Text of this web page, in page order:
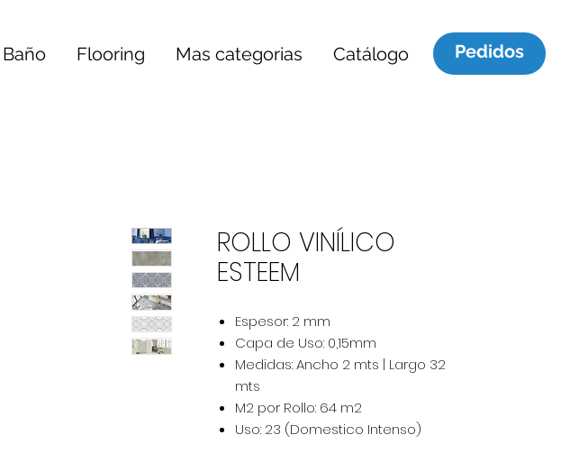
Baño Flooring Mas categorias Catálogo Pedidos
ROLLO VINÍLICO
ESTEEM
Espesor: 2 mm
Capa de Uso: 0,15mm
Medidas: Ancho 2 mts | Largo 32
mts
M2 por Rollo: 64 m2
Uso: 23 (Domestico Intenso)